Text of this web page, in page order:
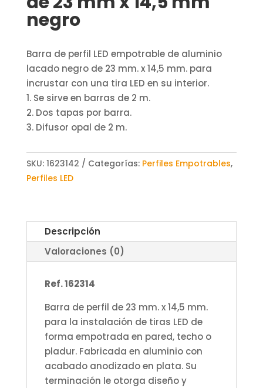
negro
Barra de perfil LED empotrable de aluminio
lacado negro de 23 mm. x 14,5 mm. para
incrustar con una tira LED en su interior.
1. Se sirve en barras de 2 m.
2. Dos tapas por barra.
3. Difusor opal de 2 m.
SKU: 1623142 Categorías: Perfiles Empotrables,
Perfiles LED
Descripción
Valoraciones (0)
Ref. 162314
Barra de perfil de 23 mm. x 14,5 mm.
para la instalación de tiras LED de
forma empotrada en pared, techo o
pladur. Fabricada en aluminio con
acabado anodizado en plata. Su
terminación le otorga diseño y